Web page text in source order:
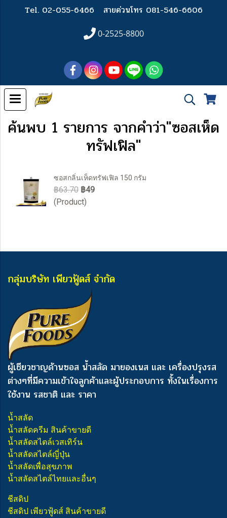
Tel. 02-055-6466 สายด่วนโทร 081-546-6606
0-2525-8800
ค้นพบ 1 รายการ จากคำว่า"ซอสเห็ด
ทรัฟเฟิล"
ซอสกลิ่นเห็ดทรัฟเฟิล 150 กรัม
฿63.70 ฿49
(Product)
กลุ่มบริษัท เพียวฟู้ดส์ จำกัด
ผู้เชียวชาญด้านซอส น้ำสลัด มายองเนส และ เครื่องปรุงรส
ต่างๆที่มีความเข้าใจลูกค้าและผู้ประกอบการ ทั้งในเรื่องการ
ใช้งาน รสชาติ และ ราคา
น้ำสลัด
น้ำสลัดครีม สินค้าขายดี
น้ำสลัดสไตล์เวสเทิร์น
น้ำสลัดสไตล์ญี่ปุ่น
น้ำสลัดเพื่อสุขภาพ
น้ำสลัดสไตล์ไทยและอื่นๆ
ชีสดิป
ชีสดิป เพียวฟู้ดส์ สินค้าขายดี